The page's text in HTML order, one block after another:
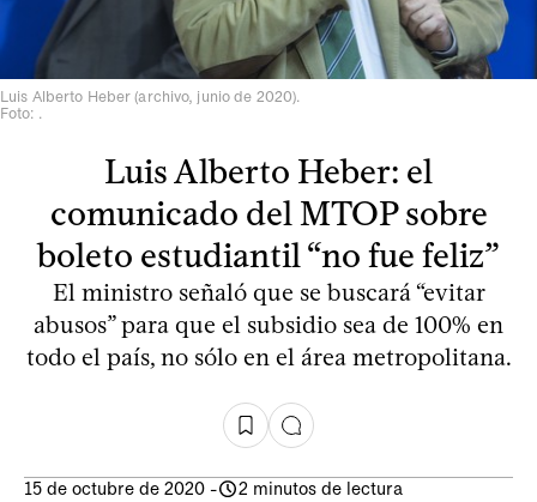
Luis Alberto Heber (archivo, junio de 2020).
Foto: .
Luis Alberto Heber: el
comunicado del MTOP sobre
boleto estudiantil “no fue feliz”
El ministro señaló que se buscará “evitar
abusos” para que el subsidio sea de 100% en
todo el país, no sólo en el área metropolitana.
15 de octubre de 2020 - 2 minutos de lectura